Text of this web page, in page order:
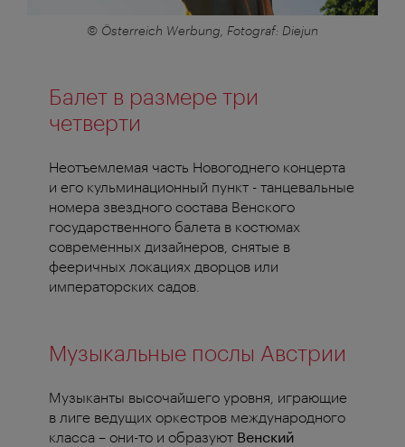
© Österreich Werbung, Fotograf: Diejun
Балет в размере три
четверти
Неотъемлемая часть Новогоднего концерта
и его кульминационный пункт - танцевальные
номера звездного состава Венского
государственного балета в костюмах
современных дизайнеров, снятые в
фееричных локациях дворцов или
императорских садов.
Музыкальные послы Австрии
Музыканты высочайшего уровня, играющие
в лиге ведущих оркестров международного
класса – они-то и образуют Венский